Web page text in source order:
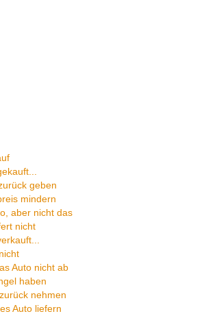
geben
mindern
aber nicht das
nicht
Auto nicht ab
haben
nehmen
Auto liefern